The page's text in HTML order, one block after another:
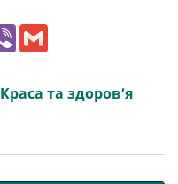
V
r l
Краса та здоров’я